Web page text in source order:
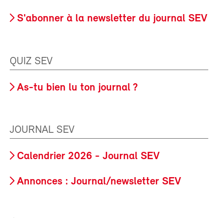
S'abonner à la newsletter du journal SEV
QUIZ SEV
As-tu bien lu ton journal ?
JOURNAL SEV
Calendrier 2026 - Journal SEV
Annonces : Journal/newsletter SEV